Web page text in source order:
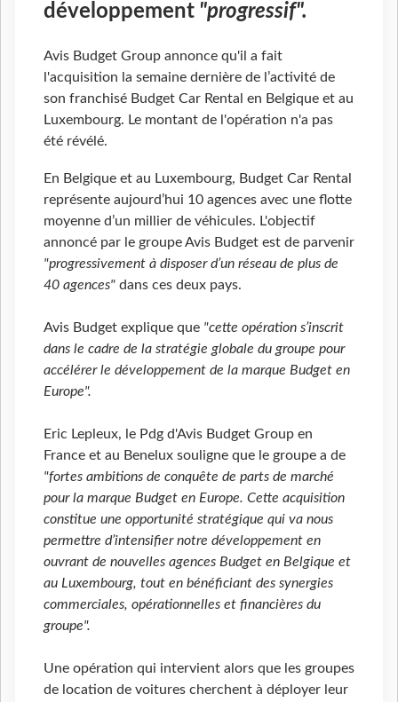
développement "progressif".
Avis Budget Group annonce qu'il a fait
l'acquisition la semaine dernière de l’activité de
son franchisé Budget Car Rental en Belgique et au
Luxembourg. Le montant de l'opération n'a pas
été révélé.
En Belgique et au Luxembourg, Budget Car Rental
représente aujourd’hui 10 agences avec une flotte
moyenne d’un millier de véhicules. L'objectif
annoncé par le groupe Avis Budget est de parvenir
"progressivement à disposer d’un réseau de plus de
40 agences" dans ces deux pays.
Avis Budget explique que "cette opération s’inscrit
dans le cadre de la stratégie globale du groupe pour
accélérer le développement de la marque Budget en
Europe".
Eric Lepleux, le Pdg d'Avis Budget Group en
France et au Benelux souligne que le groupe a de
"fortes ambitions de conquête de parts de marché
pour la marque Budget en Europe. Cette acquisition
constitue une opportunité stratégique qui va nous
permettre d’intensifier notre développement en
ouvrant de nouvelles agences Budget en Belgique et
au Luxembourg, tout en bénéficiant des synergies
commerciales, opérationnelles et financières du
groupe".
Une opération qui intervient alors que les groupes
de location de voitures cherchent à déployer leur